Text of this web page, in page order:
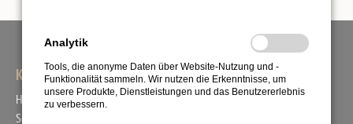
KRAV MAGA UNION
Head Coach Bogac Demirer
Schafäckerstr. 44
Analytik
Tools, die anonyme Daten über Website-Nutzung und -
Funktionalität sammeln. Wir nutzen die Erkenntnisse, um
unsere Produkte, Dienstleistungen und das Benutzererlebnis
zu verbessern.